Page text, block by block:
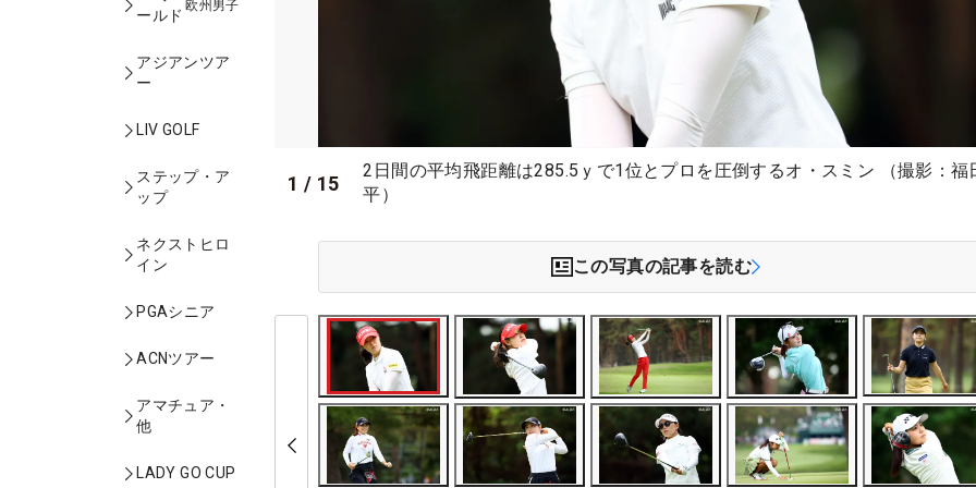
ールド
欧州男子
アジアンツア
ー
LIV GOLF
ステップ・ア
ップ
ネクストヒロ
イン
PGAシニア
ACNツアー
アマチュア・
他
LADY GO CUP
1 / 15
2日間の平均飛距離は285.5ｙで1位とプロを圧倒するオ・スミン （撮影：福
平）
この写真の記事を読む